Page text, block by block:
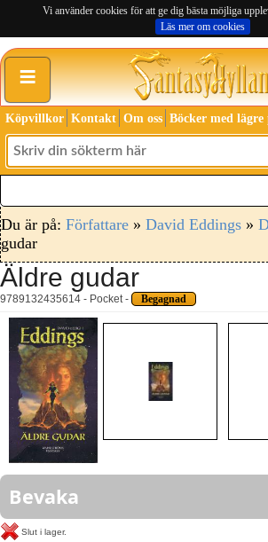
Vi använder cookies för att ge dig bästa möjliga
Läs mer om cookies
≡
Köpvillkor Kontakt Om oss Böcker med lägre
Du är på: Författare » David Eddings »
gudar
Äldre gudar
9789132435614 - Pocket - Begagnad
Bevaka
Slut i lager.